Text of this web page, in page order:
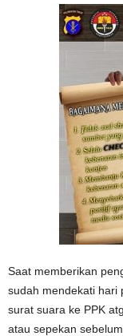
Saat memberikan
sudah mendekati hari
surat suara ke PPK
atau sepekan